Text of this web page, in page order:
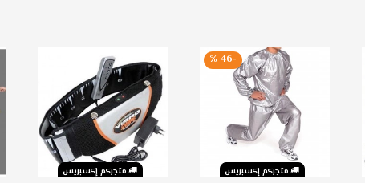
متجركم إكسبريس
-46 %
متجركم إكسبريس